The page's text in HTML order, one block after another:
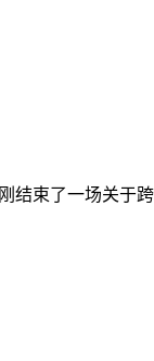
结束了一场关于